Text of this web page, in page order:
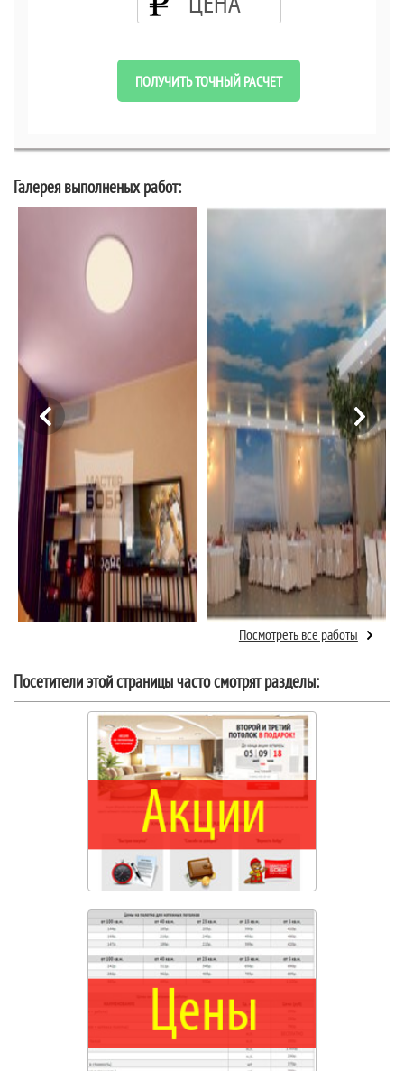
ПОЛУЧИТЬ ТОЧНЫЙ РАСЧЕТ
Галерея выполненых работ:
Посмотреть все работы
Посетители этой страницы часто смотрят разделы: